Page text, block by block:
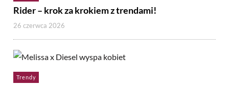
Rider – krok za krokiem z trendami!
26 czerwca 2026
Trendy